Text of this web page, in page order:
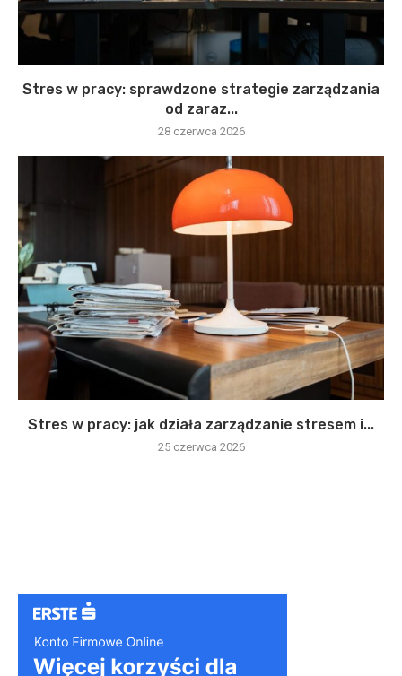
Stres w pracy: sprawdzone strategie zarządzania
od zaraz...
28 czerwca 2026
Stres w pracy: jak działa zarządzanie stresem i...
25 czerwca 2026